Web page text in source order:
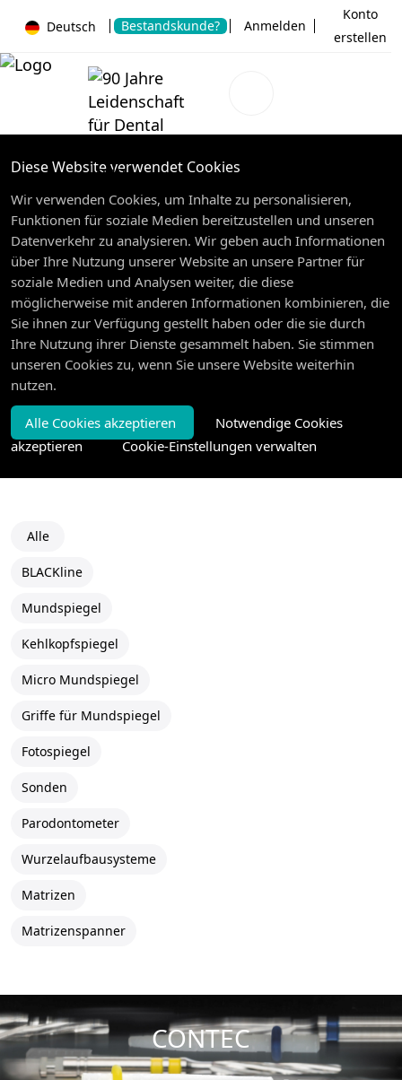
Deutsch Bestandskunde? Anmelden
Konto
erstellen
Diese Website verwendet Cookies
Wir verwenden Cookies, um Inhalte zu personalisieren,
Funktionen für soziale Medien bereitzustellen und unseren
Datenverkehr zu analysieren. Wir geben auch Informationen
über Ihre Nutzung unserer Website an unsere Partner für
soziale Medien und Analysen weiter, die diese
möglicherweise mit anderen Informationen kombinieren, die
Sie ihnen zur Verfügung gestellt haben oder die sie durch
Ihre Nutzung ihrer Dienste gesammelt haben. Sie stimmen
unseren Cookies zu, wenn Sie unsere Website weiterhin
nutzen.
Alle Cookies akzeptieren
Notwendige Cookies
akzeptieren
Cookie-Einstellungen verwalten
Alle
BLACKline
Mundspiegel
Kehlkopfspiegel
Micro Mundspiegel
Griffe für Mundspiegel
Fotospiegel
Sonden
Parodontometer
Wurzelaufbausysteme
Matrizen
Matrizenspanner
CONTEC